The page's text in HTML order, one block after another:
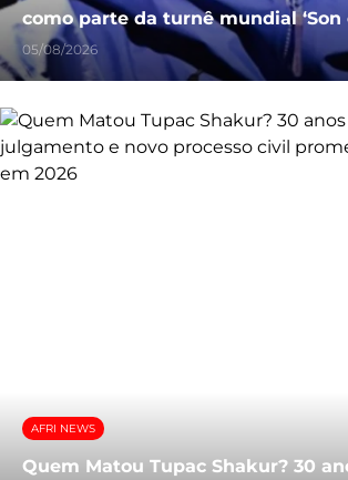
como parte da turnê mundial ‘Son
05/08/2026
AFRI NEWS
Quem Matou Tupac Shakur? 30